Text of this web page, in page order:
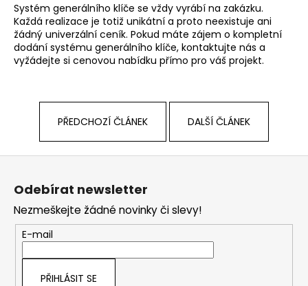
Systém generálního klíče se vždy vyrábí na zakázku.
Každá realizace je totiž unikátní a proto neexistuje ani
žádný univerzální ceník. Pokud máte zájem o kompletní
dodání systému generálního klíče, kontaktujte nás a
vyžádejte si cenovou nabídku přímo pro váš projekt.
PŘEDCHOZÍ ČLÁNEK DALŠÍ ČLÁNEK
Z
Odebírat newsletter
Nezmeškejte žádné novinky či slevy!
E-mail
PŘIHLÁSIT SE